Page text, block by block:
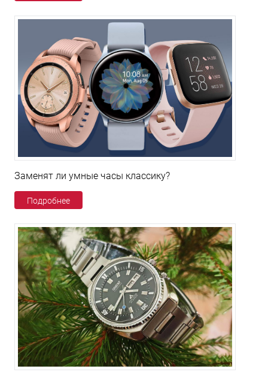
Заменят ли умные часы классику?
Подробнее